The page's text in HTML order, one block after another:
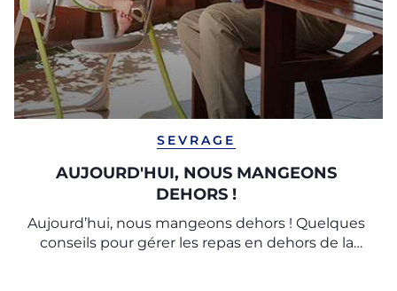
SEVRAGE
AUJOURD'HUI, NOUS MANGEONS
DEHORS !
Aujourd’hui, nous mangeons dehors ! Quelques
conseils pour gérer les repas en dehors de la